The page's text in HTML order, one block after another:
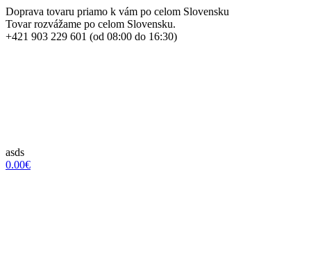
Doprava tovaru priamo k vám po celom Slovensku
Tovar rozvážame po celom Slovensku.
+421 903 229 601 (od 08:00 do 16:30)
asds
0.00€